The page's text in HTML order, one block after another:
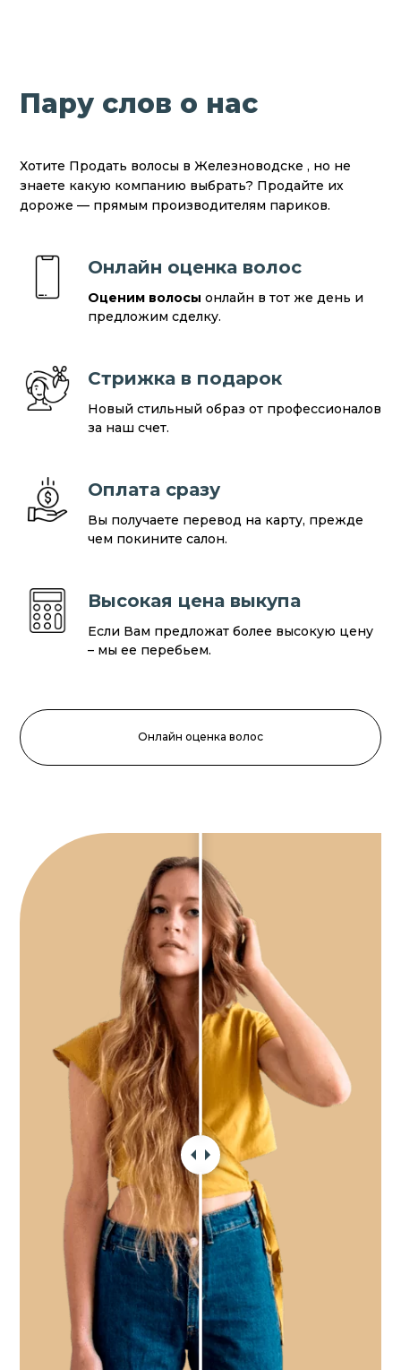
Пару слов о нас
Хотите Продать волосы в Железноводске , но не
знаете какую компанию выбрать? Продайте их
дороже — прямым производителям париков.
Онлайн оценка волос
Оценим волосы онлайн в тот же день и
предложим сделку.
Стрижка в подарок
Новый стильный образ от профессионалов
за наш счет.
Оплата сразу
Вы получаете перевод на карту, прежде
чем покините салон.
Высокая цена выкупа
Если Вам предложат более высокую цену
– мы ее перебьем.
Онлайн оценка волос